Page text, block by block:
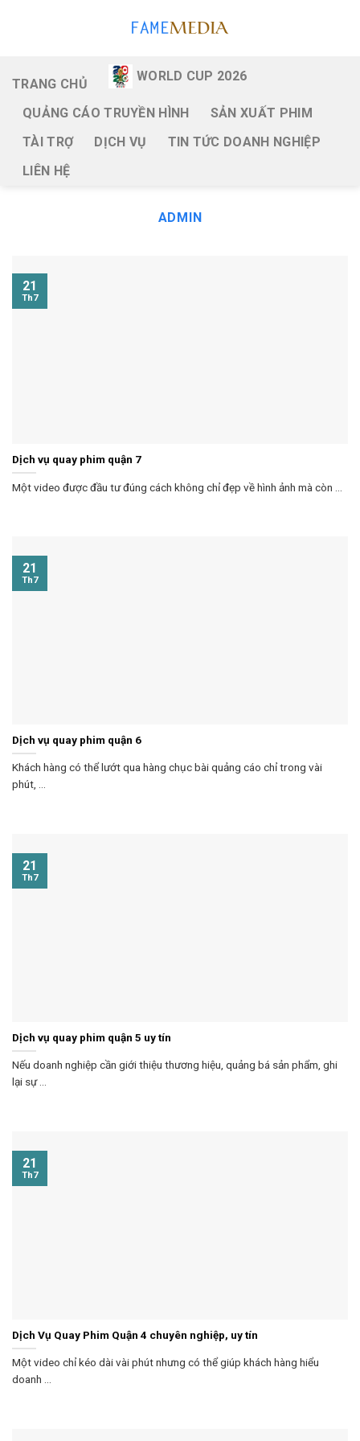
TRANG CHỦ
WORLD CUP 2026
QUẢNG CÁO TRUYỀN HÌNH
SẢN XUẤT PHIM
TÀI TRỢ
DỊCH VỤ
TIN TỨC DOANH NGHIỆP
LIÊN HỆ
ADMIN
Dịch vụ quay phim quận 7
Một video được đầu tư đúng cách không chỉ đẹp về hình ảnh mà còn ...
21
Th7
Dịch vụ quay phim quận 6
Khách hàng có thể lướt qua hàng chục bài quảng cáo chỉ trong vài
phút, ...
21
Th7
Dịch vụ quay phim quận 5 uy tín
Nếu doanh nghiệp cần giới thiệu thương hiệu, quảng bá sản phẩm, ghi
lại sự ...
21
Th7
Dịch Vụ Quay Phim Quận 4 chuyên nghiệp, uy tín
Một video chỉ kéo dài vài phút nhưng có thể giúp khách hàng hiểu
doanh ...
21
Th7